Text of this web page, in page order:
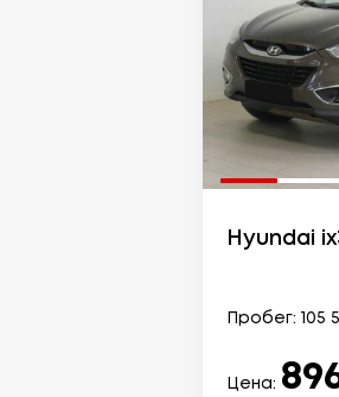
Hyundai
Пробег: 105
Цена: